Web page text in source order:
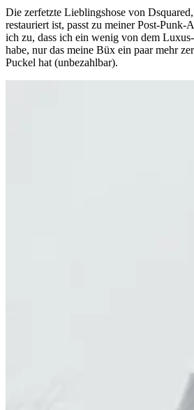
Die zerfetzte Lieblingshose von
restauriert ist, passt zu meiner Post-Punk-
ich zu, dass ich ein wenig von dem
habe, nur das meine Büx ein paar mehr
Puckel hat (unbezahlbar).